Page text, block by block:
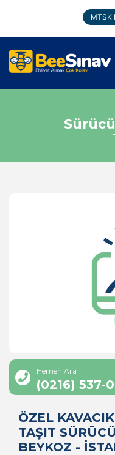
MTSK
Hemen Ara
(0216) 537-
ÖZEL
TAŞIT
BEYKOZ -